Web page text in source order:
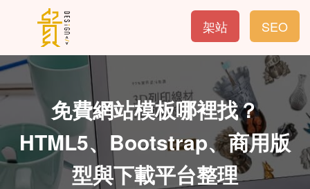
SEO
架站
免費網站模板哪裡找？
HTML5、Bootstrap、商用版
型與下載平台整理